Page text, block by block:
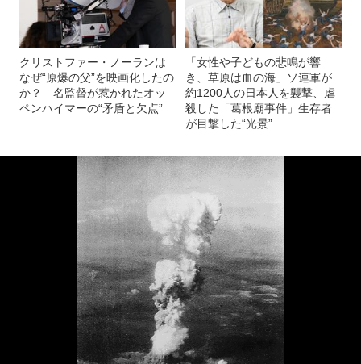
クリストファー・ノーランは
なぜ“原爆の父”を映画化したの
か？ 名監督が惹かれたオッ
ペンハイマーの“矛盾と欠点”
「女性や子どもの悲鳴が響
き、草原は血の海」ソ連軍が
約1200人の日本人を襲撃、虐
殺した「葛根廟事件」生存者
が目撃した“光景”